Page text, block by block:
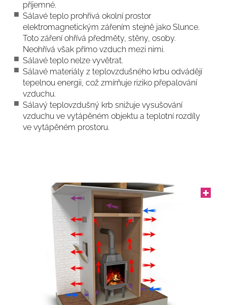
příjemné.
Sálavé teplo prohřívá okolní prostor
elektromagnetickým zářením stejně jako Slunce.
Toto záření ohřívá předměty, stěny, osoby.
Neohřívá však přímo vzduch mezi nimi.
Sálavé teplo nelze vyvětrat.
Sálavé materiály z teplovzdušného krbu odvádějí
tepelnou energii, což zmírňuje riziko přepalování
vzduchu.
Sálavý teplovzdušný krb snižuje vysušování
vzduchu ve vytápěném objektu a teplotní rozdíly
ve vytápěném prostoru.